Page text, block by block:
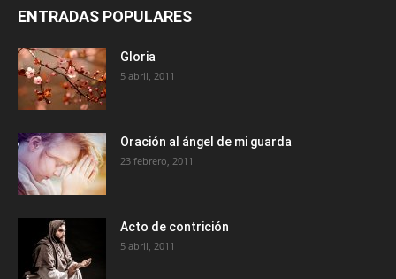
ENTRADAS POPULARES
Gloria
5 abril, 2011
Oración al ángel de mi guarda
23 febrero, 2011
Acto de contrición
5 abril, 2011